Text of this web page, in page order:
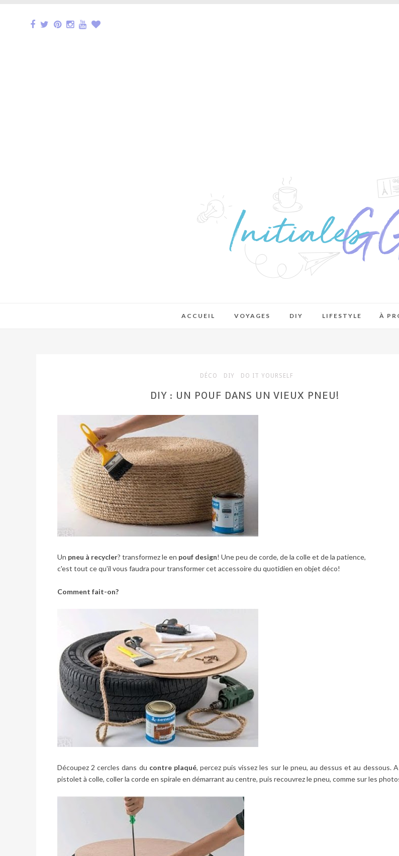
ACCUEIL VOYAGES DIY LIFESTYLE À
DÉCO DIY DO IT YOURSELF
DIY : UN POUF DANS UN VIEUX PNEU!
Un pneu à recycler? transformez le en pouf design! Une peu de corde, de la colle et de la patience,
c'est tout ce qu'il vous faudra pour transformer cet accessoire du quotidien en objet déco!
Comment fait-on?
Découpez 2 cercles dans du contre plaqué, percez puis vissez les sur le pneu, au dessus et au dessous.
pistolet à colle, coller la corde en spirale en démarrant au centre, puis recouvrez le pneu, comme sur les